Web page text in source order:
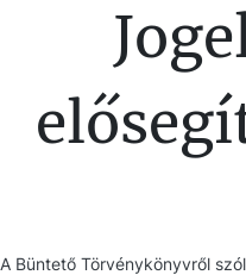
A Büntető Törvénykönyvről